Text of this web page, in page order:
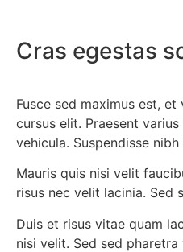
Cras egestas
Fusce sed maximus est, et
cursus elit. Praesent
vehicula. Suspendisse nibh
Mauris quis nisi velit
risus nec velit lacinia. Sed
Duis et risus vitae quam
nisi velit. Sed sed